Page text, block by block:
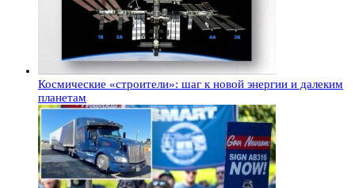
Космические «строители»: шаг к новой энергии и далеким
планетам